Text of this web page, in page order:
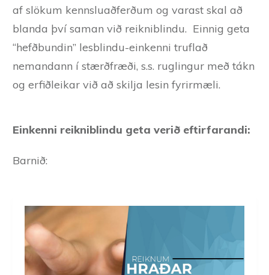
af slökum kennsluaðferðum og varast skal að
blanda því saman við reikniblindu. Einnig geta
“hefðbundin” lesblindu-einkenni truflað
nemandann í stærðfræði, s.s. ruglingur með tákn
og erfiðleikar við að skilja lesin fyrirmæli.
Einkenni reikniblindu geta verið eftirfarandi:
Barnið: